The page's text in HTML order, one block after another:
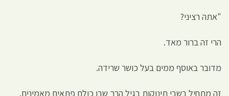
"אתה רציני?
הרי זה ברור מאד.
מדובר באוסף ממים בעל כושר שרידה.
זה מתחיל בשבי תינוקות בגיל הרך שבו כולם פתאים מאמינים.